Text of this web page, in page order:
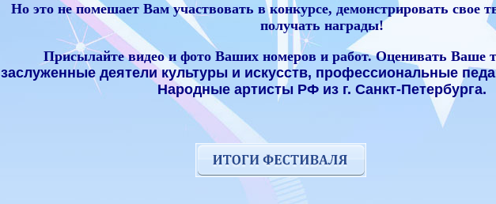
Но это не помешает Вам участвовать в конкурсе, демонстрировать свое
получать награды!
Присылайте видео и фото Ваших номеров и работ. Оценивать Ваше
заслуженные деятели культуры и искусств, профессиональные
Народные артисты РФ из г. Санкт-Петербурга.